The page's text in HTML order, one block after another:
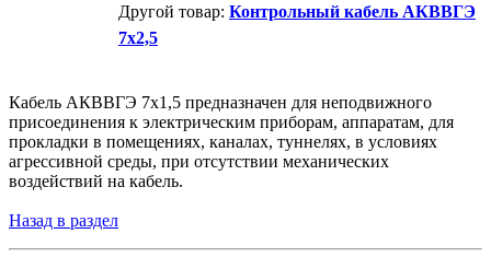
Другой товар: Контрольный кабель АКВВГЭ
7х2,5
Кабель АКВВГЭ 7х1,5 предназначен для неподвижного
присоединения к электрическим приборам, аппаратам, для
прокладки в помещениях, каналах, туннелях, в условиях
агрессивной среды, при отсутствии механических
воздействий на кабель.
Назад в раздел